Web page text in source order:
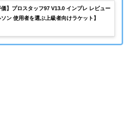
価】プロスタッフ97 V13.0 インプレ レビュー
ソン 使用者を選ぶ上級者向けラケット】